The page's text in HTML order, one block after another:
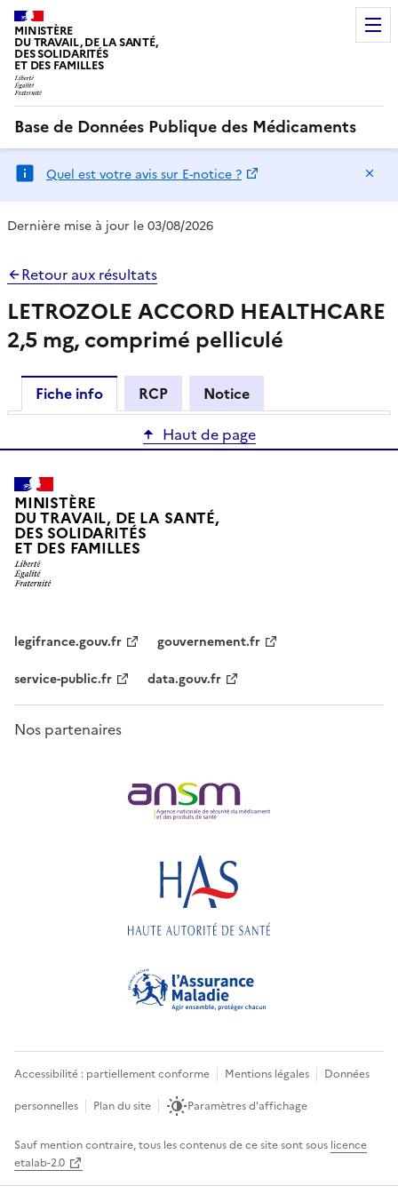
MINISTÈRE
DU TRAVAIL, DE LA SANTÉ,
DES SOLIDARITÉS
ET DES FAMILLES
Base de Données Publique des Médicaments
Quel est votre avis sur E-notice ?
Dernière mise à jour le 03/08/2026
Retour aux résultats
LETROZOLE ACCORD HEALTHCARE
2,5 mg, comprimé pelliculé
Fiche info RCP
Notice
Haut de page
MINISTÈRE
DU TRAVAIL, DE LA SANTÉ,
DES SOLIDARITÉS
ET DES FAMILLES
legifrance.gouv.fr
gouvernement.fr
service-public.fr
data.gouv.fr
Nos partenaires
Accessibilité : partiellement conforme Mentions légales
Données
personnelles
Plan du site Paramètres d'affichage
Sauf mention contraire, tous les contenus de ce site sont sous licence
etalab-2.0